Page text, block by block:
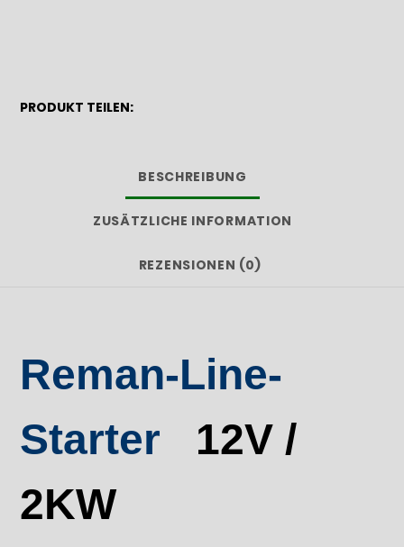
PRODUKT TEILEN:
BESCHREIBUNG
ZUSÄTZLICHE INFORMATION
REZENSIONEN (0)
Reman-Line-
Starter
12V /
2KW